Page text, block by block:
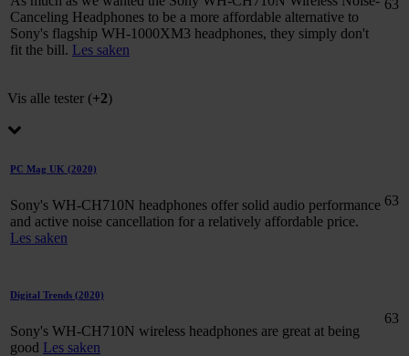
Canceling Headphones to be a more affordable alternative to
Sony's flagship WH-1000XM3 headphones, they simply don't
fit the bill. Les saken
63
Vis alle tester (+2)
PC Mag UK (2020)
Sony's WH-CH710N headphones offer solid audio performance
and active noise cancellation for a relatively affordable price.
Les saken
63
Digital Trends (2020)
Sony's WH-CH710N wireless headphones are great at being
good Les saken
63